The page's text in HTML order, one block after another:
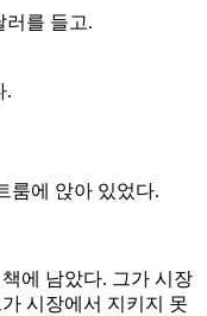
러를 들고.
.
룸에 앉아 있었다.
에 남았다. 그가 시장
시장에서 지키지 못